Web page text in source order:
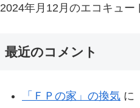
2024年月12月のエコキュー
最近のコメント
「ＦＰの家」の換気 に